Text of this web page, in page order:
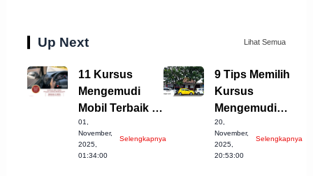
Up Next Lihat Semua
11 Kursus
Mengemudi
Mobil Terbaik di
Kota Langsa
untuk Anda
01,
November,
2025,
01:34:00
Selengkapnya
9 Tips Memilih
Kursus
Mengemudi
Terbaik di
Bandung
20,
November,
2025,
20:53:00
Selengkapnya